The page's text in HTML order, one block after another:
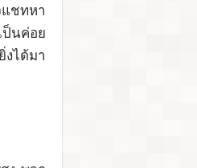
ชทหา
ป็นค่อย
งได้มา